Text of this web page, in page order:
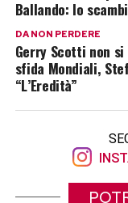
Ballando: lo
DA NON PERDERE
Gerry Scotti non
sfida Mondiali,
“L’Eredità”